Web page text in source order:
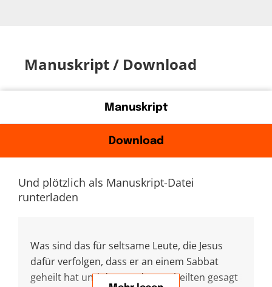
Manuskript / Download
Manuskript
Download
Und plötzlich als Manuskript-Datei
runterladen
Was sind das für seltsame Leute, die Jesus
dafür verfolgen, dass er an einem Sabbat
geheilt hat und dass er dem Geheilten gesagt